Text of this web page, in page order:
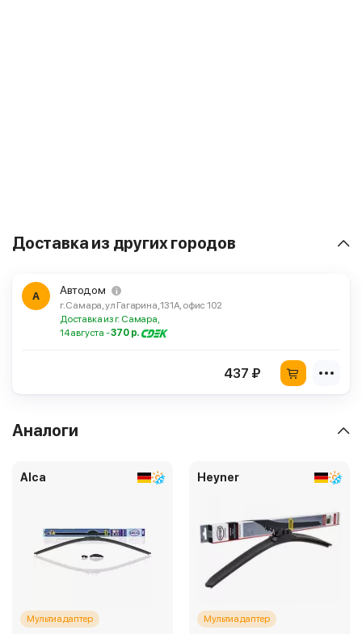
Доставка из других городов
А Автодом
г. Самара, ул Гагарина, 131А, офис 102
Доставка из г. Самара,
14 августа -370 р.
437 ₽
Аналоги
Alca
Мультиадаптер
Heyner
Мультиадаптер